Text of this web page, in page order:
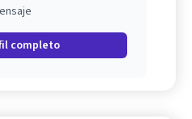
completo